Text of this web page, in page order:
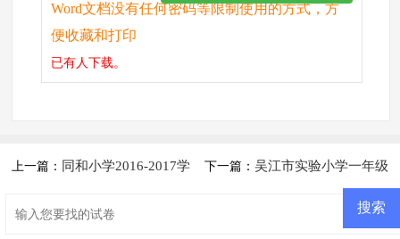
Word文档没有任何密码等限制使用的方式，方
便收藏和打印
已有人下载。
上一篇： 同和小学2016-2017学
中试卷及答案
下一篇： 吴江市实验小学一年级